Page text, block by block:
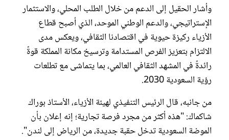
وأشار الحقيل إلى الدعم من خلال الطلب المحلي، والاستثمار
الإستراتيجي، والدعم الوطني الموحد، الذي أصبح قطاع
الأزياء ركيزة حيوية في اقتصادنا الثقافي، ويعكس مدى
الالتزام بتعزيز الفرص المستدامة وترسيخ مكانة المملكة قوةً
رائدةً في المشهد الثقافي العالمي، بما يتماشى مع تطلعات
رؤية السعودية 2030.
من جانبه، قال الرئيس التنفيذي لهيئة الأزياء، الأستاذ بوراك
شاكماك: "هذه أكثر من مجرد فرصة تجارية؛ إنه إعلان بأن
الموضة السعودية تدخل حقبة جديدة، من الرياض إلى لندن".